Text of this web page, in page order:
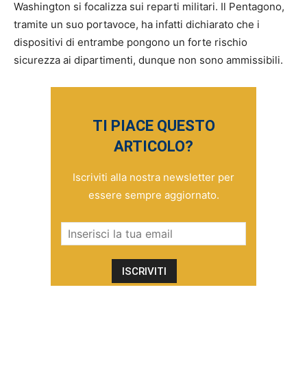
Washington si focalizza sui reparti militari. Il Pentagono,
tramite un suo portavoce, ha infatti dichiarato che i
dispositivi di entrambe pongono un forte rischio
sicurezza ai dipartimenti, dunque non sono ammissibili.
TI PIACE QUESTO
ARTICOLO?
Iscriviti alla nostra newsletter per
essere sempre aggiornato.